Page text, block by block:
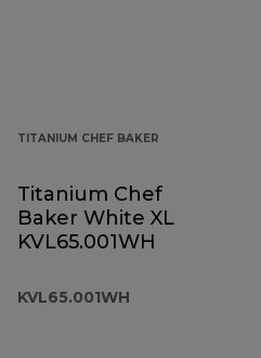
TITANIUM CHEF BAKER
Titanium Chef
Baker White XL
KVL65.001WH
KVL65.001WH